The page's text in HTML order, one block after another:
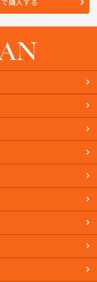
購入する